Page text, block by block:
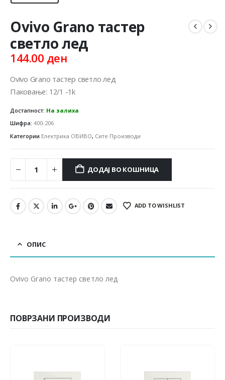
Ovivo Grano тастер
светло лед
144.00 ден
Ovivo Grano тастер светло лед
Паковање: 12/1 -1k
Достапност: На залиха
Шифра: 400-206
Категории Електрика ОВИВО, Сите Производи
ДОДАЈ ВО КОШНИЦА
ADD TO WISHLIST
ОПИС
Ovivo Grano тастер светло лед
ПОВРЗАНИ ПРОИЗВОДИ